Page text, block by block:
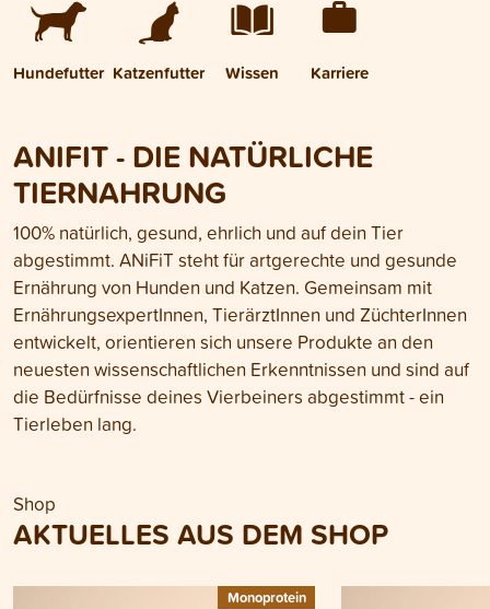
Hundefutter Katzenfutter Wissen Karriere
ANIFIT - DIE NATÜRLICHE
TIERNAHRUNG
100% natürlich, gesund, ehrlich und auf dein Tier
abgestimmt. ANiFiT steht für artgerechte und gesunde
Ernährung von Hunden und Katzen. Gemeinsam mit
ErnährungsexpertInnen, TierärztInnen und ZüchterInnen
entwickelt, orientieren sich unsere Produkte an den
neuesten wissenschaftlichen Erkenntnissen und sind auf
die Bedürfnisse deines Vierbeiners abgestimmt - ein
Tierleben lang.
Shop
AKTUELLES AUS DEM SHOP
Monoprotein